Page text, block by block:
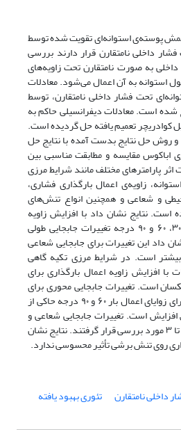
پوسته‌ی استوانه‌ای تقویت شده توسط
داخلی نامتقارن قرار دارند بررسی
به صورت نامتقارن تحت زاویه‌های
استوانه به آن اعمال می‌شود. معادلات
تحت فشار داخلی نامتقارن، توسط
شده است. معادلات دیفرانسیلی حاکم به
تعمیم یافته حل گردیده است.
و روش حل نتایج بدست آمده با نتایج حل
اباکوس مقایسه و مطابقت مناسبی بین
پارامتر‌های مختلف مانند شرایط مرزی
زاویه‌ی اعمال بارگذاری فشاری،
و شعاعی و همچنین انواع تنش‌های
نتایج نشان داد با افزایش زاویه
اعمال بارگذاری به ترتیب ۳۰، ۶۰ و ۹۰ درجه تغییرات جابجایی طولی
داد این تغییرات برای جابجایی شعاعی
است. در شرایط مرزی تکیه گاهی
با افزایش زاویه اعمال بارگذاری برای
است. تغییرات جابجایی محوری برای
شرائط مرزی ساده-ساده برای زوایای اعمال بار ۶۰ و ۹۰ درجه حاکی از
0.3 و سپس افزایش است. تغییرات جابجایی شعاعی و
محوری برای ضرایب لاغری ۱ تا ۳ مورد بررسی قرار گرفتند. نتایج نشان
روی تنش برشی تأثیر محسوسی ندارد.
داخلی نامتقارن تئوری بهبود یافته